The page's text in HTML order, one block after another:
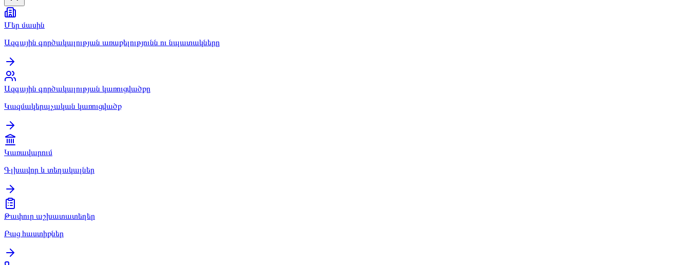
Մեր մասին
Ազգային գործակալության առաքելությունն ու նպատակները
Ազգային գործակալության կառուցվածքը
Կազմակերպչական կառուցվածք
Կառավարում
Գլխավոր և տեղակալներ
Թափուր աշխատատեղեր
Բաց հաստիքներ